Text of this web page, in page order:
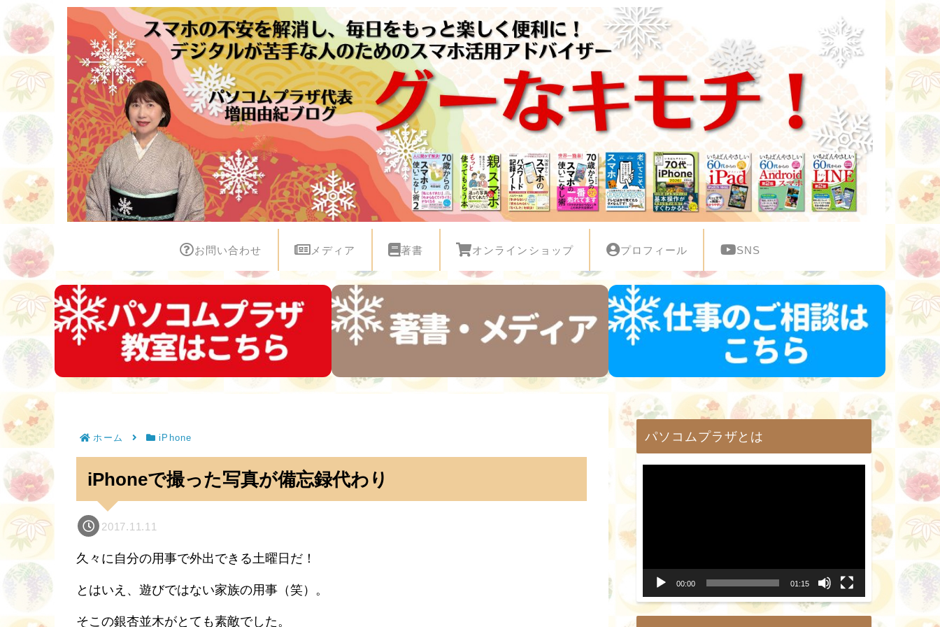
お問い合わせ メディア 著書 オンラインショップ プロフィール SNS
ホーム iPhone
iPhoneで撮った写真が備忘録代わり
2017.11.11
久々に自分の用事で外出できる土曜日だ！
とはいえ、遊びではない家族の用事（笑）。
そこの銀杏並木がとても素敵でした。
パソコムプラザとは
ー
00:00 01:15